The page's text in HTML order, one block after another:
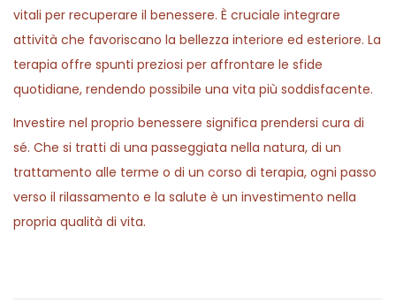
vitali per recuperare il benessere. È cruciale integrare
attività che favoriscano la bellezza interiore ed esteriore. La
terapia offre spunti preziosi per affrontare le sfide
quotidiane, rendendo possibile una vita più soddisfacente.
Investire nel proprio benessere significa prendersi cura di
sé. Che si tratti di una passeggiata nella natura, di un
trattamento alle terme o di un corso di terapia, ogni passo
verso il rilassamento e la salute è un investimento nella
propria qualità di vita.